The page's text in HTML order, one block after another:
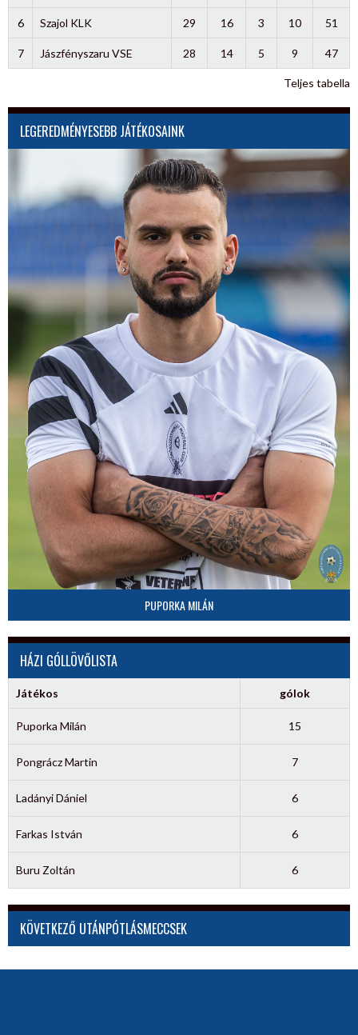
6 Szajol KLK 29 16 3 10 51
7 Jászfényszaru VSE 28 14 5 9 47
Teljes tabella
LEGEREDMÉNYESEBB JÁTÉKOSAINK
PUPORKA MILÁN
HÁZI GÓLLÖVŐLISTA
Játékos gólok
Puporka Milán 15
Pongrácz Martin 7
Ladányi Dániel 6
Farkas István 6
Buru Zoltán 6
KÖVETKEZŐ UTÁNPÓTLÁSMECCSEK